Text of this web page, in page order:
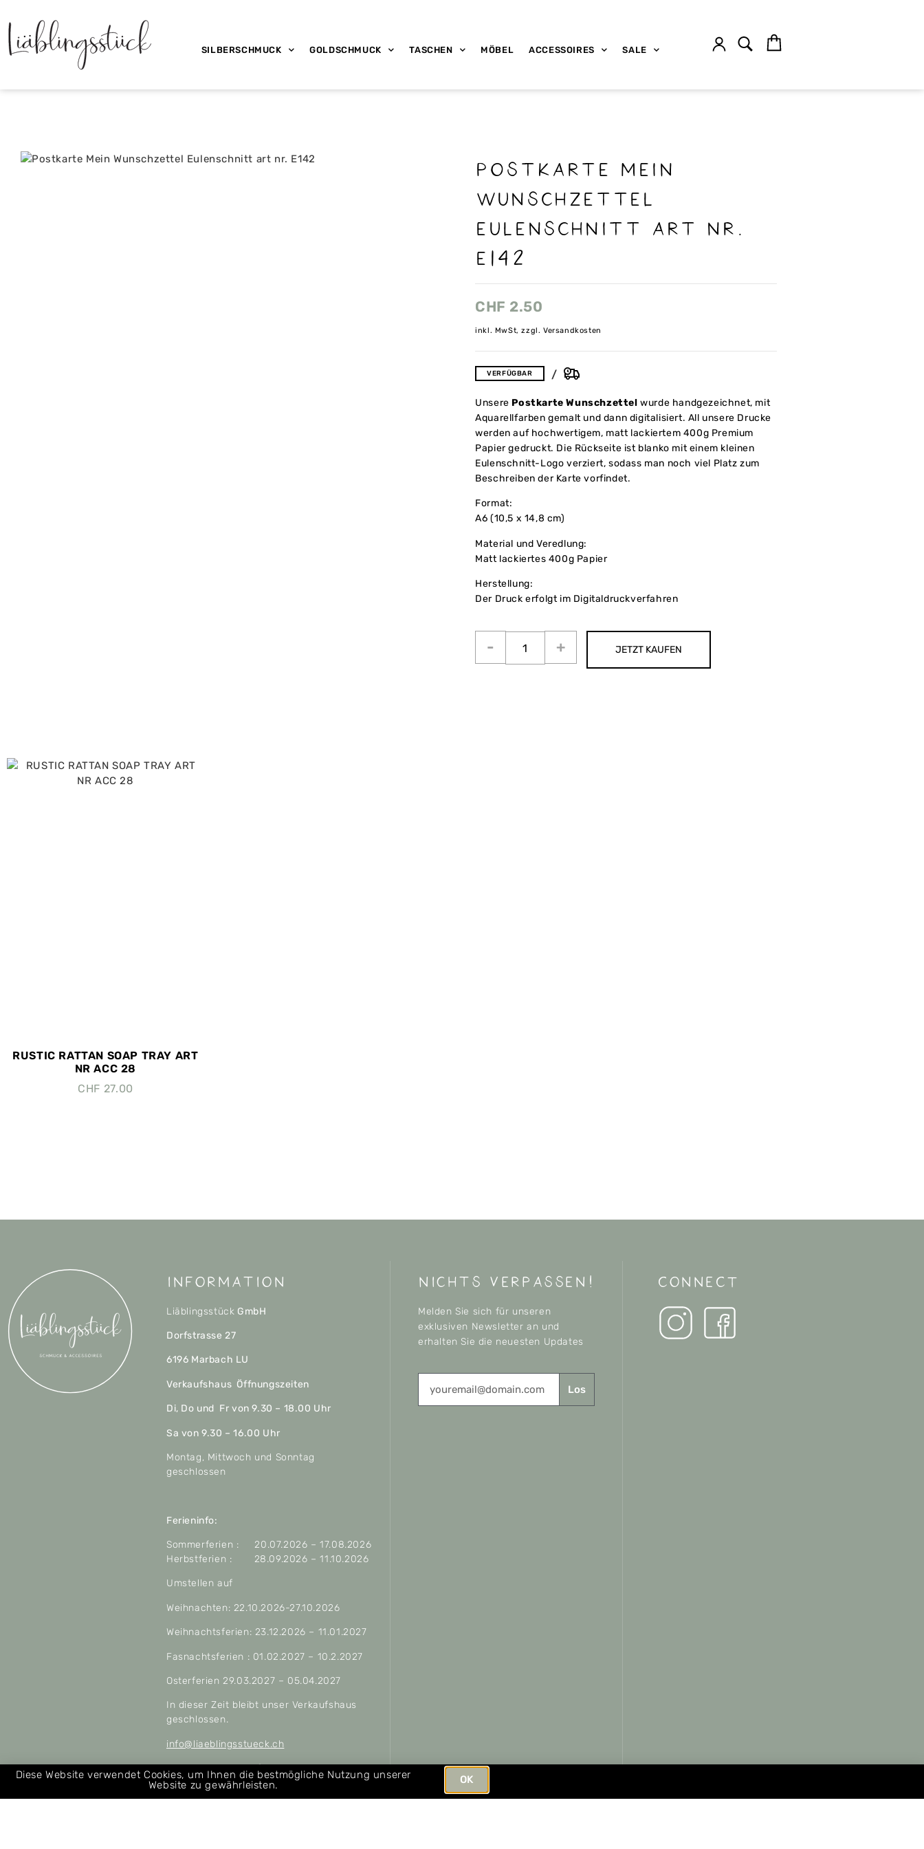
SILBERSCHMUCK GOLDSCHMUCK TASCHEN MÖBEL ACCESSOIRES SALE
Postkarte Mein
Wunschzettel
Eulenschnitt art nr.
E142
CHF 2.50
inkl. MwSt, zzgl. Versandkosten
VERFÜGBAR
Unsere Postkarte Wunschzettel wurde handgezeichnet, mit
Aquarellfarben gemalt und dann digitalisiert. All unsere Drucke
werden auf hochwertigem, matt lackiertem 400g Premium
Papier gedruckt. Die Rückseite ist blanko mit einem kleinen
Eulenschnitt-Logo verziert, sodass man noch viel Platz zum
Beschreiben der Karte vorfindet.
Format:
A6 (10,5 x 14,8 cm)
Material und Veredlung:
Matt lackiertes 400g Papier
Herstellung:
Der Druck erfolgt im Digitaldruckverfahren
JETZT KAUFEN
RUSTIC RATTAN SOAP TRAY ART
NR ACC 28
CHF 27.00
Information
Liäblingsstück GmbH
Dorfstrasse 27
6196 Marbach LU
Verkaufshaus Öffnungszeiten
Di, Do und Fr von 9.30 – 18.00 Uhr
Sa von 9.30 – 16.00 Uhr
Montag, Mittwoch und Sonntag
geschlossen
Ferieninfo:
Sommerferien : 20.07.2026 – 17.08.2026
Herbstferien : 28.09.2026 – 11.10.2026
Umstellen auf
Weihnachten: 22.10.2026-27.10.2026
Weihnachtsferien: 23.12.2026 – 11.01.2027
Fasnachtsferien : 01.02.2027 – 10.2.2027
Osterferien 29.03.2027 – 05.04.2027
In dieser Zeit bleibt unser Verkaufshaus
geschlossen.
info@liaeblingsstueck.ch
Allgemeine Geschäftsbedingungen
Über uns
nichts verpassen!
Melden Sie sich für unseren
exklusiven Newsletter an und
erhalten Sie die neuesten Updates
Los
CONNECT
Diese Website verwendet Cookies, um Ihnen die bestmögliche Nutzung unserer
Website zu gewährleisten.
OK